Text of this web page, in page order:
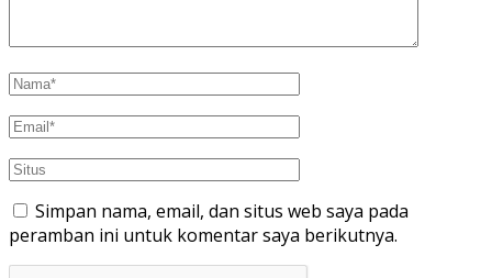
Simpan nama, email, dan situs web saya pada
peramban ini untuk komentar saya berikutnya.